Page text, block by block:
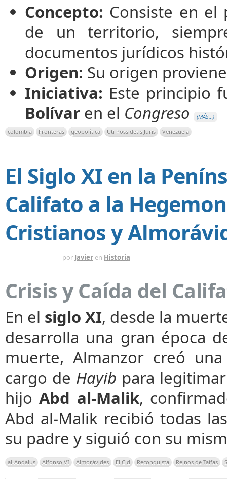
Concepto: Consiste en el
de un territorio,
documentos jurídicos
Origen: Su origen
Iniciativa: Este principio
Bolívar en el Congreso
(MÁS…)
colombia
Fronteras geopolítica Uti Possidetis Juris Venezuela
El Siglo XI en la
Califato a la
Cristianos y
por Javier en Historia
Crisis y Caída del
En el siglo XI, desde la
desarrolla una gran época
muerte, Almanzor creó
cargo de Hayib para
hijoAbd al-Malik,
Abd al-Malik recibió todas
su padre y siguió con su
al-Andalus Alfonso VI Almorávides El Cid Reconquista Reinos de Taifas